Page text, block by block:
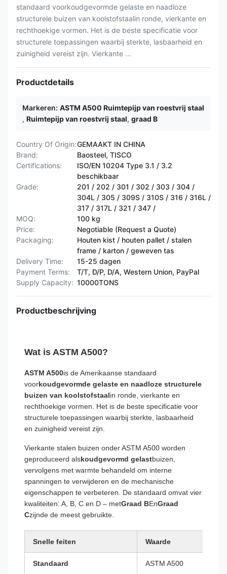
standaard voorkoudgevormde gelaste en naadloze
structurele buizen van koolstofstaalin ronde, vierkante en
rechthoekige vormen. Het is de beste specificatie voor
structurele toepassingen waarbij sterkte, lasbaarheid en
zuinigheid vereist zijn. Vierkante ...
Productdetails
Markeren: ASTM A500 Ruimtepijp van roestvrij staal
, Ruimtepijp van roestvrij staal, graad B
Country Of Origin:GEMAAKT IN CHINA
Brand:
Baosteel, TISCO
Certifications:
ISO/EN 10204 Type 3.1 / 3.2
beschikbaar
Grade:
201 / 202 / 301 / 302 / 303 / 304 /
304L / 305 / 309S / 310S / 316 / 316L /
317 / 317L / 321 / 347 /
MOQ:
100 kg
Price:
Negotiable (Request a Quote)
Packaging:
Houten kist / houten pallet / stalen
frame / karton / geweven tas
Delivery Time:
15-25 dagen
Payment Terms:
T/T, D/P, D/A, Western Union, PayPal
Supply Capacity: 10000TONS
Productbeschrijving
Wat is ASTM A500?
ASTM A500is de Amerikaanse standaard
voorkoudgevormde gelaste en naadloze structurele
buizen van koolstofstaalin ronde, vierkante en
rechthoekige vormen. Het is de beste specificatie voor
structurele toepassingen waarbij sterkte, lasbaarheid
en zuinigheid vereist zijn.
Vierkante stalen buizen onder ASTM A500 worden
geproduceerd alskoudgevormd gelastbuizen,
vervolgens met warmte behandeld om interne
spanningen te verwijderen en de mechanische
eigenschappen te verbeteren. De standaard omvat vier
kwaliteiten: A, B, C en D – metGraad BEnGraad
Czijnde de meest gebruikte.
Snelle feiten Waarde
Standaard ASTM A500